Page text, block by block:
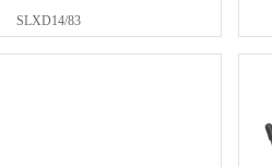
SLXD14/83